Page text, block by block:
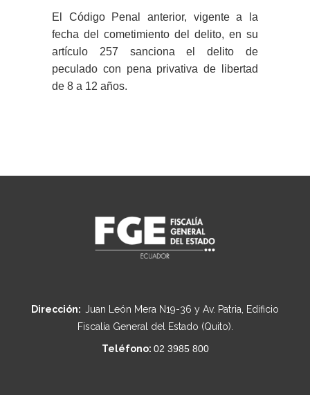
El Código Penal anterior, vigente a la
fecha del cometimiento del delito, en su
artículo 257 sanciona el delito de
peculado con pena privativa de libertad
de 8 a 12 años.
Dirección: Juan León Mera N19-36 y Av. Patria, Edificio
Fiscalía General del Estado (Quito).
Teléfono: 02 3985 800